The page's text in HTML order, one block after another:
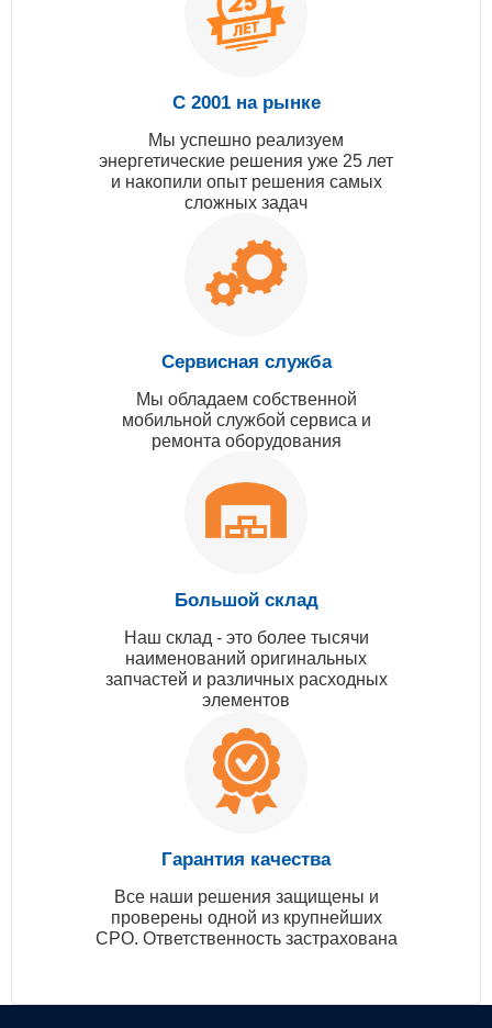
С 2001 на рынке
Мы успешно реализуем
энергетические решения уже 25 лет
и накопили опыт решения самых
сложных задач
Сервисная служба
Мы обладаем собственной
мобильной службой сервиса и
ремонта оборудования
Большой склад
Наш склад - это более тысячи
наименований оригинальных
запчастей и различных расходных
элементов
Гарантия качества
Все наши решения защищены и
проверены одной из крупнейших
СРО. Ответственность застрахована